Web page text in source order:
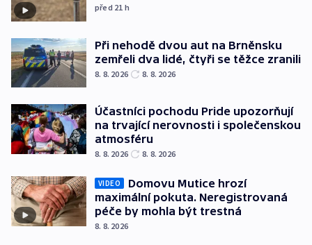
před 21 h
Při nehodě dvou aut na Brněnsku
zemřeli dva lidé, čtyři se těžce zranili
8. 8. 2026 8. 8. 2026
Účastníci pochodu Pride upozorňují
na trvající nerovnosti i společenskou
atmosféru
8. 8. 2026 8. 8. 2026
VIDEO
Domovu Mutice hrozí
maximální pokuta. Neregistrovaná
péče by mohla být trestná
8. 8. 2026